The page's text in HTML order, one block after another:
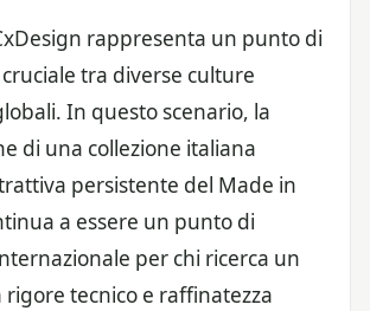
rappresenta un punto di
tra diverse culture
In questo scenario, la
di una collezione italiana
persistente del Made in
a essere un punto di
per chi ricerca un
tecnico e raffinatezza